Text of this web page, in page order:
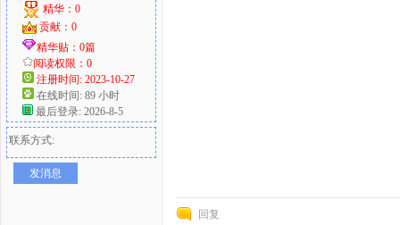
精华：0
贡献：0
精华贴：0篇
阅读权限：0
注册时间: 2023-10-27
在线时间: 89 小时
最后登录: 2026-8-5
联系方式:
发消息
回复